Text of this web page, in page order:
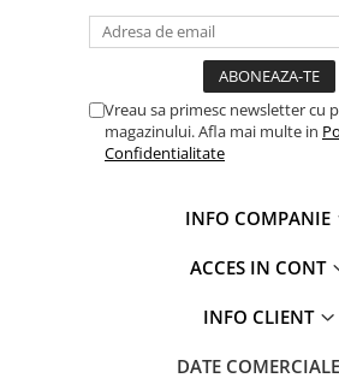
Vreau sa primesc newsletter cu
magazinului. Afla mai multe in
Confidentialitate
INFO COMPANIE
ACCES IN CONT
INFO CLIENT
DATE COMERCIALE